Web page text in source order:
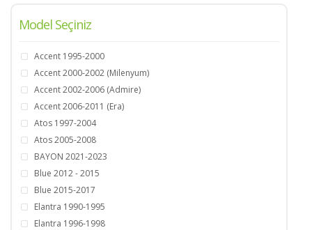
Model Seçiniz
Accent 1995-2000
Accent 2000-2002 (Milenyum)
Accent 2002-2006 (Admire)
Accent 2006-2011 (Era)
Atos 1997-2004
Atos 2005-2008
BAYON 2021-2023
Blue 2012 - 2015
Blue 2015-2017
Elantra 1990-1995
Elantra 1996-1998